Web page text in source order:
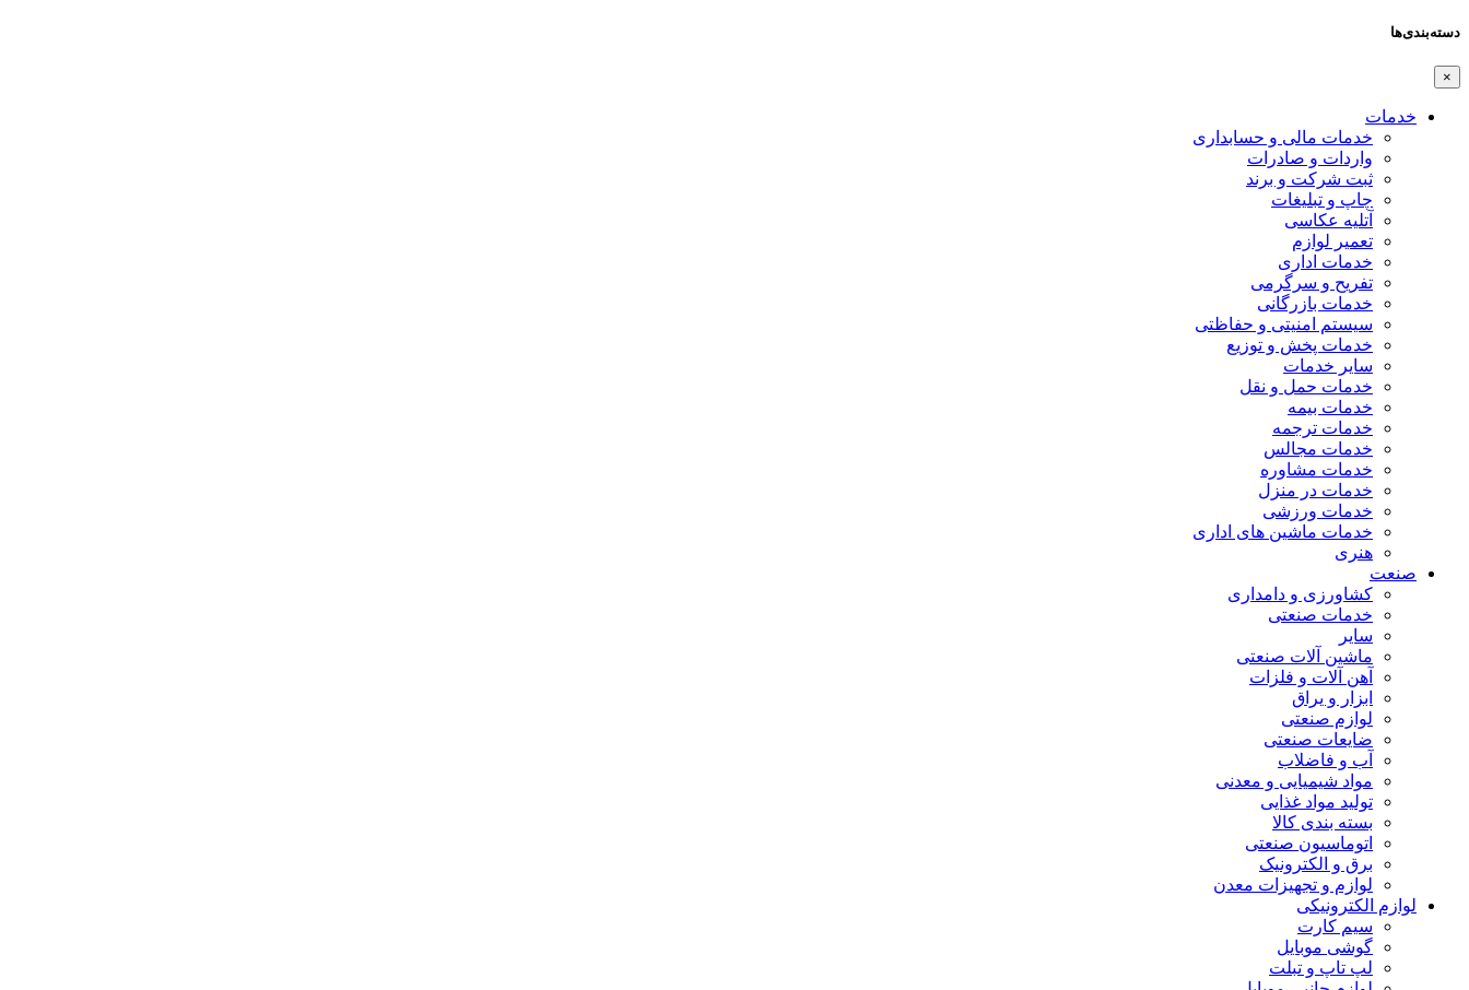
دسته‌بندی‌ها
×
خدمات
خدمات مالی و حسابداری
واردات و صادرات
ثبت شرکت و برند
چاپ و تبلیغات
آتلیه عکاسی
تعمیر لوازم
خدمات اداری
تفریح و سرگرمی
خدمات بازرگانی
سیستم امنیتی و حفاظتی
خدمات پخش و توزیع
سایر خدمات
خدمات حمل و نقل
خدمات بیمه
خدمات ترجمه
خدمات مجالس
خدمات مشاوره
خدمات در منزل
خدمات ورزشی
خدمات ماشین های اداری
هنری
صنعت
کشاورزی و دامداری
خدمات صنعتی
سایر
ماشین آلات صنعتی
آهن آلات و فلزات
ابزار و یراق
لوازم صنعتی
ضایعات صنعتی
آب و فاضلاب
مواد شیمیایی و معدنی
تولید مواد غذایی
بسته بندی کالا
اتوماسیون صنعتی
برق و الکترونیک
لوازم و تجهیزات معدن
لوازم الکترونیکی
سیم کارت
گوشی موبایل
لپ تاپ و تبلت